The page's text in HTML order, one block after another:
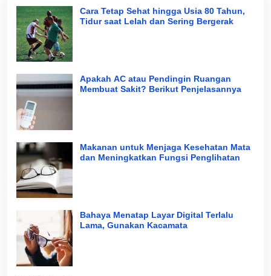
Cara Tetap Sehat hingga Usia 80 Tahun,
Tidur saat Lelah dan Sering Bergerak
Apakah AC atau Pendingin Ruangan
Membuat Sakit? Berikut Penjelasannya
Makanan untuk Menjaga Kesehatan Mata
dan Meningkatkan Fungsi Penglihatan
Bahaya Menatap Layar Digital Terlalu
Lama, Gunakan Kacamata